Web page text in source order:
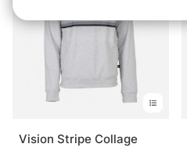
Vision Stripe Collage